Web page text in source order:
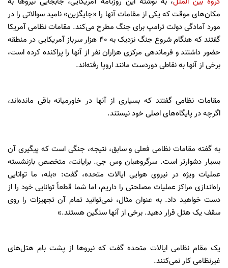
مکان‌های موقت که یکی از مقامات آنها را «جایگزین» نامید سوالاتی را در
مورد آمادگی دولت ترامپ برای جنگ مطرح می‌کند. مقامات نظامی آمریکا
گفتند که هنگام شروع جنگ نزدیک به ۴۰ هزار سرباز آمریکایی در منطقه
حضور داشتند و فرماندهی مرکزی هزاران نفر از آنها را پراکنده کرده است،
برخی از آنها به نقاطی دوردست‌ مانند اروپا رفته‌اند.
مقامات نظامی گفتند که بسیاری از آنها در خاورمیانه باقی مانده‌اند،
اگرچه در پایگاه‌های اصلی خود نیستند.
به گفته مقامات نظامی فعلی و سابق، نتیجه، جنگی است که پیگیری آن
بسیار دشوارتر است. سرگروهبان وس جی. برایانت، متخصص بازنشسته
عملیات ویژه در نیروی هوایی ایالات متحده، گفت: «بله، ما توانایی
راه‌اندازی مراکز عملیات مصلحتی را داریم، اما شما قطعاً توانایی خود را از
دست خواهید داد. به عنوان مثال، نمی‌توانید تمام آن تجهیزات را روی
سقف یک هتل قرار دهید. برخی از آنها سنگین هستند.»
یک مقام نظامی ایالات متحده گفت که نیروها از پشت بام هتل‌های
غیرنظامی کار نمی‌کنند.